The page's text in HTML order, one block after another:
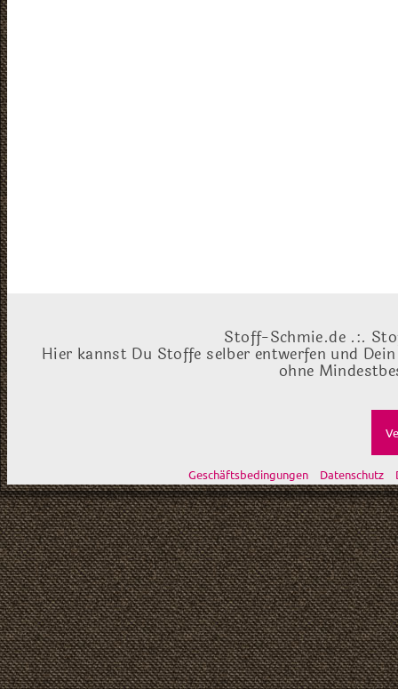
Stoff-Schmie.de .:.
Hier kannst Du Stoffe selber entwerfen und
ohne
Geschäftsbedingungen Datenschutz